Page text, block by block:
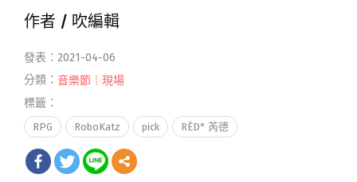
作者 / 吹編輯
發表：2021-04-06
分類： 音樂節｜現場
標籤：
RPG RoboKatz pick RĒD° 芮德